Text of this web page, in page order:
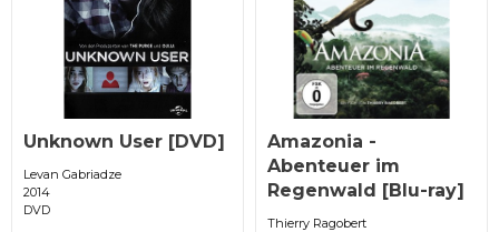
Unknown User [DVD]
Levan Gabriadze
2014
DVD
Amazonia -
Abenteuer im
Regenwald [Blu-ray]
Thierry Ragobert